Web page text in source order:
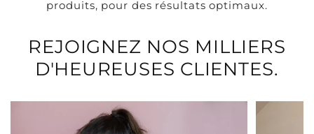
produits, pour des résultats optimaux.
REJOIGNEZ NOS MILLIERS
D'HEUREUSES CLIENTES.